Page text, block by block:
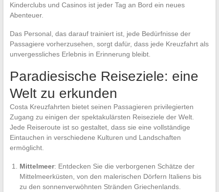
Kinderclubs und Casinos ist jeder Tag an Bord ein neues
Abenteuer.
Das Personal, das darauf trainiert ist, jede Bedürfnisse der
Passagiere vorherzusehen, sorgt dafür, dass jede Kreuzfahrt als
unvergessliches Erlebnis in Erinnerung bleibt.
Paradiesische Reiseziele: eine
Welt zu erkunden
Costa Kreuzfahrten bietet seinen Passagieren privilegierten
Zugang zu einigen der spektakulärsten Reiseziele der Welt.
Jede Reiseroute ist so gestaltet, dass sie eine vollständige
Eintauchen in verschiedene Kulturen und Landschaften
ermöglicht.
Mittelmeer: Entdecken Sie die verborgenen Schätze der
Mittelmeerküsten, von den malerischen Dörfern Italiens bis
zu den sonnenverwöhnten Stränden Griechenlands.